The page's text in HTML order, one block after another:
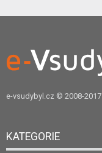
e-vsudybyl.cz © 2008-2017
KATEGORIE